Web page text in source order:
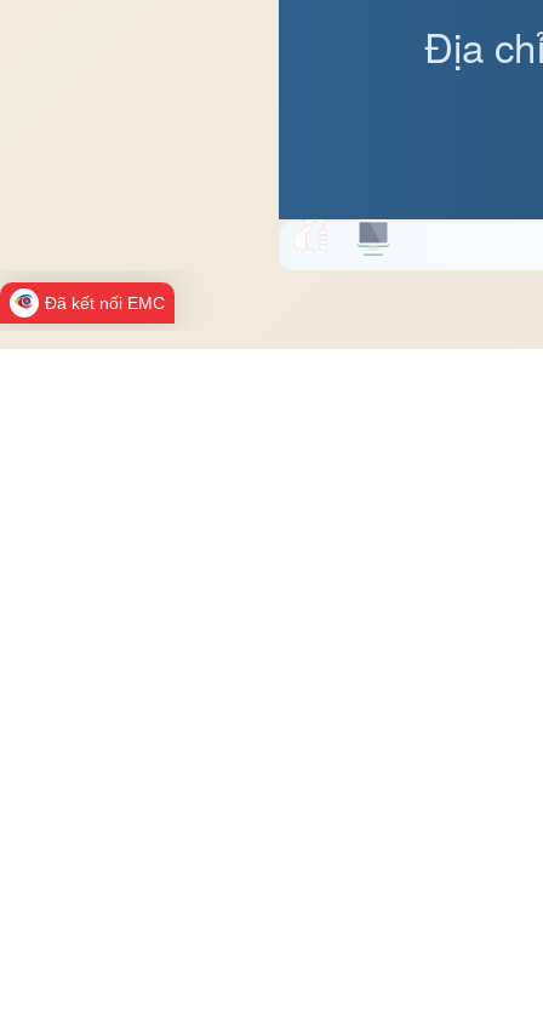
Địa
Đã kết nối EMC